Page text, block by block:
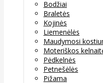
Bodžiai
Braletės
Kojinės
Liemenėlės
Maudymosi
Moteriškos
Pėdkelnės
Petnešėlės
Pižama